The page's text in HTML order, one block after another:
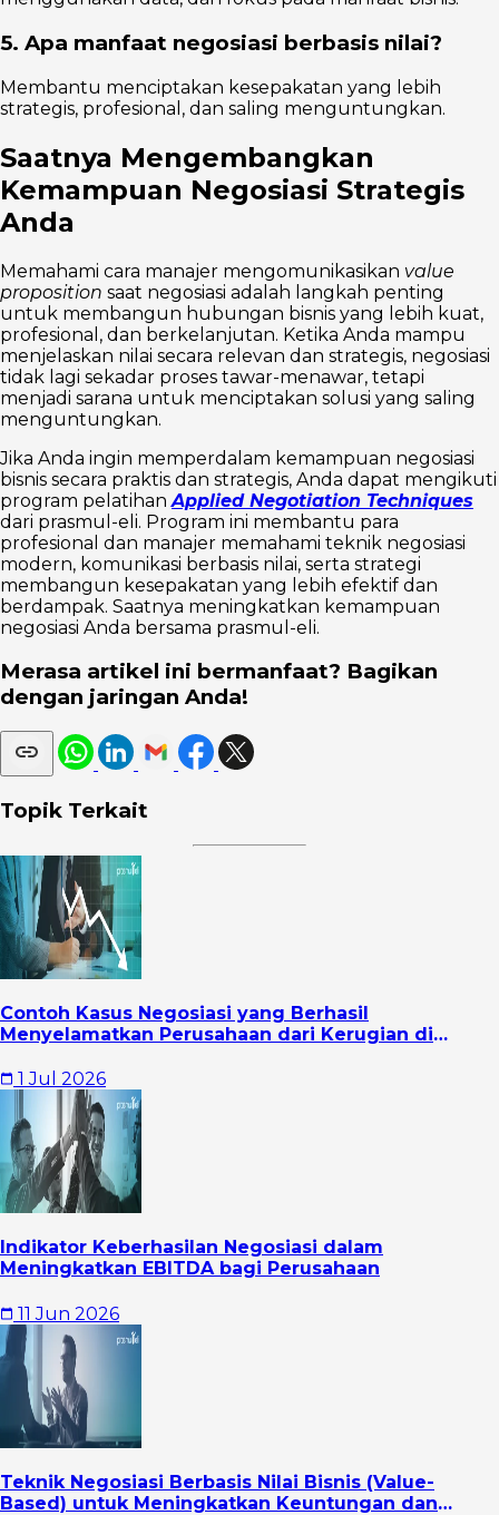
5. Apa manfaat negosiasi berbasis nilai?
Membantu menciptakan kesepakatan yang lebih
strategis, profesional, dan saling menguntungkan.
Saatnya Mengembangkan
Kemampuan Negosiasi Strategis
Anda
Memahami cara manajer mengomunikasikan value
proposition saat negosiasi adalah langkah penting
untuk membangun hubungan bisnis yang lebih kuat,
profesional, dan berkelanjutan. Ketika Anda mampu
menjelaskan nilai secara relevan dan strategis, negosiasi
tidak lagi sekadar proses tawar-menawar, tetapi
menjadi sarana untuk menciptakan solusi yang saling
menguntungkan.
Jika Anda ingin memperdalam kemampuan negosiasi
bisnis secara praktis dan strategis, Anda dapat mengikuti
program pelatihanApplied Negotiation Techniques
dari prasmul-eli. Program ini membantu para
profesional dan manajer memahami teknik negosiasi
modern, komunikasi berbasis nilai, serta strategi
membangun kesepakatan yang lebih efektif dan
berdampak. Saatnya meningkatkan kemampuan
negosiasi Anda bersama prasmul-eli.
Merasa artikel ini bermanfaat? Bagikan
dengan jaringan Anda!
Topik Terkait
Contoh Kasus Negosiasi yang Berhasil
Menyelamatkan Perusahaan dari Kerugian di
1 Jul 2026
Indikator Keberhasilan Negosiasi dalam
Meningkatkan EBITDA bagi Perusahaan
11 Jun 2026
Teknik Negosiasi Berbasis Nilai Bisnis (Value-
Based) untuk Meningkatkan Keuntungan dan